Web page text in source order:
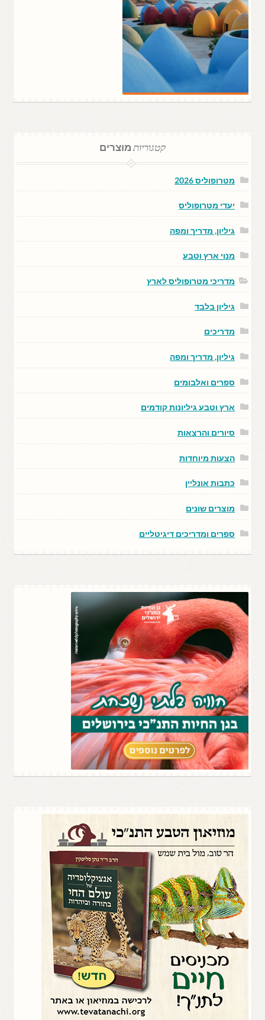
קטגוריותמוצרים
מטרופוליס 2026
יעדי מטרופוליס
גיליון, מדריך ומפה
מנוי ארץ וטבע
מדריכי מטרופוליס לארץ
גיליון בלבד
מדריכים
גיליון, מדריך ומפה
ספרים ואלבומים
ארץ וטבע גיליונות קודמים
סיורים והרצאות
הצעות מיוחדות
כתבות אונליין
מוצרים שונים
ספרים ומדריכים דיגיטליים